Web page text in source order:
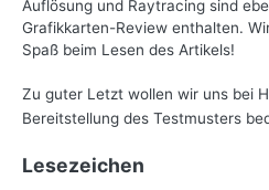
Auflösung und Raytracing sind
Grafikkarten-Review enthalten.
Spaß beim Lesen des Artikels!
Zu guter Letzt wollen wir uns bei
Bereitstellung des Testmusters
Lesezeichen